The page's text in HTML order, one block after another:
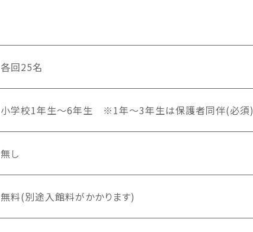
各回25名
小学校1年生～6年生 ※1年～3年生は保護者同伴(必須)
無し
無料(別途入館料がかかります)